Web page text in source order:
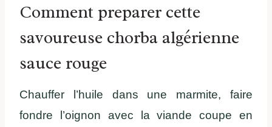
Comment preparer cette
savoureuse chorba algérienne
sauce rouge
Chauffer l’huile dans une marmite, faire
fondre l’oignon avec la viande coupe en